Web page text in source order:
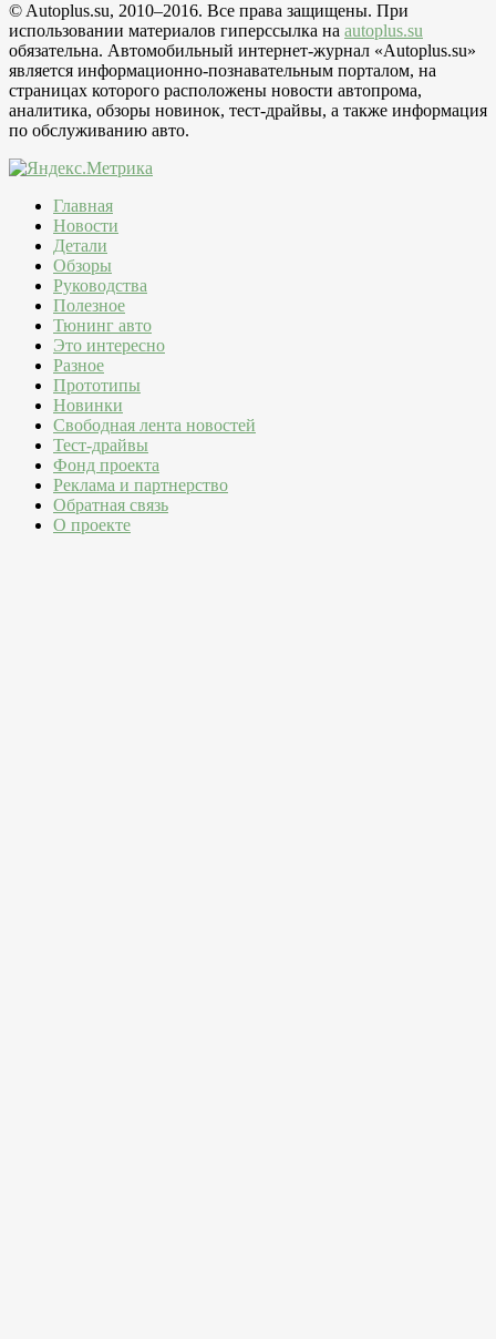
© Autoplus.su, 2010–2016. Все права защищены. При
использовании материалов гиперссылка на autoplus.su
обязательна. Автомобильный интернет-журнал «Autoplus.su»
является информационно-познавательным порталом, на
страницах которого расположены новости автопрома,
аналитика, обзоры новинок, тест-драйвы, а также информация
по обслуживанию авто.
Главная
Новости
Детали
Обзоры
Руководства
Полезное
Тюнинг авто
Это интересно
Разное
Прототипы
Новинки
Свободная лента новостей
Тест-драйвы
Фонд проекта
Реклама и партнерство
Обратная связь
О проекте